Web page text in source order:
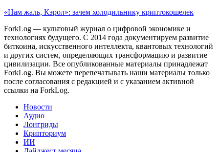
«Нам жаль, Кэрол»: зачем холодильнику криптокошелек
ForkLog — культовый журнал о цифровой экономике и
технологиях будущего. С 2014 года документируем развитие
биткоина, искусственного интеллекта, квантовых технологий
и других систем, определяющих трансформацию и развитие
цивилизации. Все опубликованные материалы принадлежат
ForkLog. Вы можете перепечатывать наши материалы только
после согласования с редакцией и с указанием активной
ссылки на ForkLog.
Новости
Аудио
Лонгриды
Крипториум
ИИ